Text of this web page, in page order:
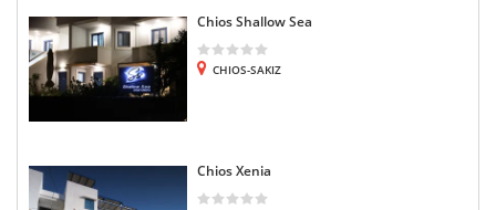
Chios Shallow Sea
CHIOS-SAKIZ
Chios Xenia